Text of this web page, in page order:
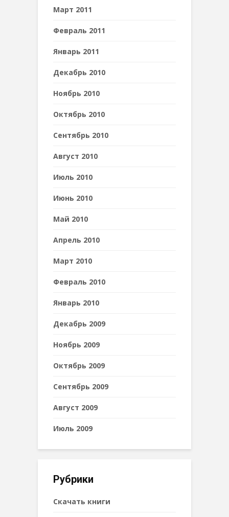
Март 2011
Февраль 2011
Январь 2011
Декабрь 2010
Ноябрь 2010
Октябрь 2010
Сентябрь 2010
Август 2010
Июль 2010
Июнь 2010
Май 2010
Апрель 2010
Март 2010
Февраль 2010
Январь 2010
Декабрь 2009
Ноябрь 2009
Октябрь 2009
Сентябрь 2009
Август 2009
Июль 2009
Рубрики
Cкачать книги